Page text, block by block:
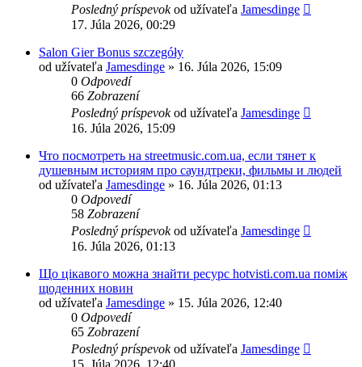
Posledný príspevokod užívateľa Jamesdinge
17. Júla 2026, 00:29
Salon Gier Bonus szczegóły
od užívateľa Jamesdinge » 16. Júla 2026, 15:09
0 Odpovedí
66 Zobrazení
Posledný príspevokod užívateľa Jamesdinge
16. Júla 2026, 15:09
Что посмотреть на streetmusic.com.ua, если тянет к
душевным историям про саундтреки, фильмы и людей
od užívateľa Jamesdinge » 16. Júla 2026, 01:13
0 Odpovedí
58 Zobrazení
Posledný príspevokod užívateľa Jamesdinge
16. Júla 2026, 01:13
Що цікавого можна знайти ресурс hotvisti.com.ua поміж
щоденних новин
od užívateľa Jamesdinge » 15. Júla 2026, 12:40
0 Odpovedí
65 Zobrazení
Posledný príspevokod užívateľa Jamesdinge
15. Júla 2026, 12:40